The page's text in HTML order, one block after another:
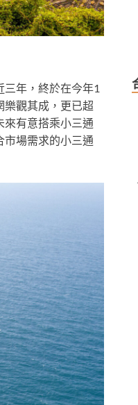
年，終於在今年1
樂觀其成，更已超
來有意搭乘小三通
市場需求的小三通